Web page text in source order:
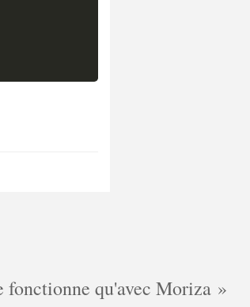
fonctionne qu'avec Moriza